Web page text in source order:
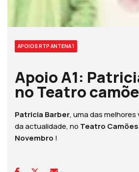
APOIOS RTP ANTENA 1
Apoio A1:
no Teatro
Patricia Barber, uma das
da actualidade, no Teatro Camões
Novembro !